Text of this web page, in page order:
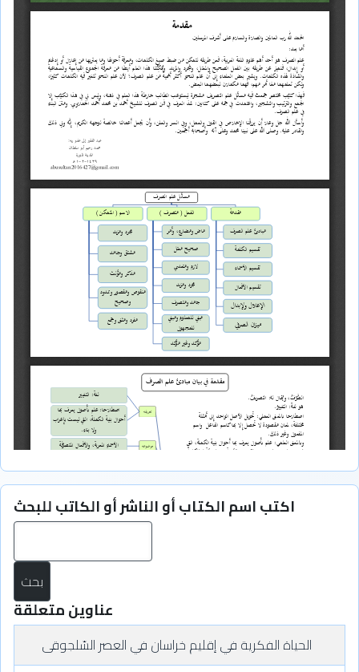
اكتب اسم الكتاب أو الناشر أو الكاتب للبحث
عناوين متعلقة
‏الحياة الفكرية في إقليم خراسان في العصر السّلجوقى